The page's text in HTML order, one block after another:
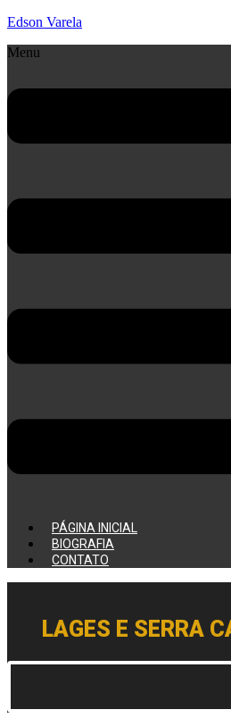
Edson Varela
Menu
PÁGINA INICIAL
BIOGRAFIA
CONTATO
LAGES E SERRA